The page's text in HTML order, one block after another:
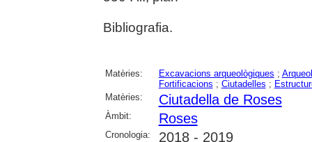
Bibliografia.
Matèries: Excavacions arqueològiques ;
Fortificacions ; Ciutadelles ;
Matèries:
Ciutadella de Roses
Àmbit: Roses
Cronologia: 2018 - 2019